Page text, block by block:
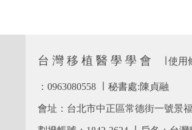
台 灣 移 植 醫 學 學 會 使用
：0963080558 ∣ 秘書處:陳貞融
會址：台北市中正區常德街一號景